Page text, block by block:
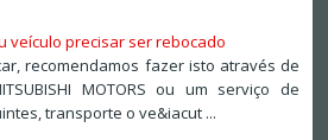
veículo precisar ser rebocado
recomendamos fazer isto através de
MOTORS ou um serviço de
transporte o ve&iacut ...